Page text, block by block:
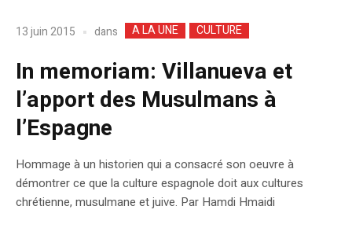
13 juin 2015 dans A LA UNE CULTURE
In memoriam: Villanueva et
l’apport des Musulmans à
l’Espagne
Hommage à un historien qui a consacré son oeuvre à
démontrer ce que la culture espagnole doit aux cultures
chrétienne, musulmane et juive. Par Hamdi Hmaidi